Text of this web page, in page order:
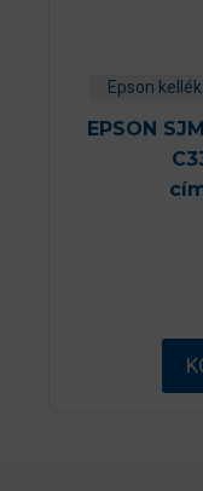
Epson
EPSON